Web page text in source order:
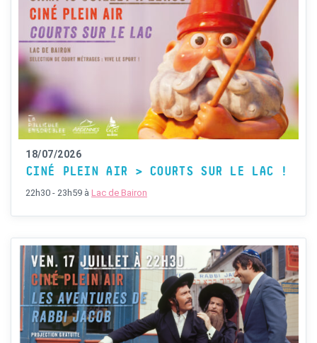
18/07/2026
CINÉ PLEIN AIR > COURTS SUR LE LAC !
22h30 - 23h59 à Lac de Bairon